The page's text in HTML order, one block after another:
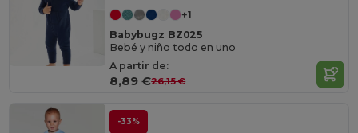
+1
Babybugz BZ025
Bebé y niño todo en uno
A partir de:
8,89 €26,15 €
-33%